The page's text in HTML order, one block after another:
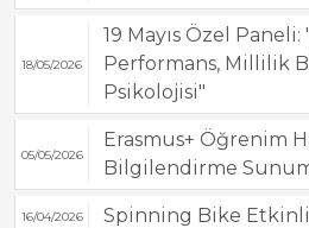
18/05/2026
19 Mayıs Özel
Performans, Millilik
Psikolojisi"
05/05/2026
Erasmus+ Öğrenim
Bilgilendirme
16/04/2026 Spinning Bike